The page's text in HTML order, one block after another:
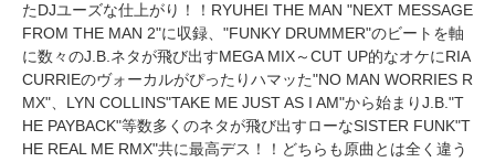
たDJユーズな仕上がり！！RYUHEI THE MAN "NEXT MESSAGE
FROM THE MAN 2"に収録、"FUNKY DRUMMER"のビートを軸
に数々のJ.B.ネタが飛び出すMEGA MIX～CUT UP的なオケにRIA
CURRIEのヴォーカルがぴったりハマッた"NO MAN WORRIES R
MX"、LYN COLLINS"TAKE ME JUST AS I AM"から始まりJ.B."T
HE PAYBACK"等数多くのネタが飛び出すローなSISTER FUNK"T
HE REAL ME RMX"共に最高デス！！どちらも原曲とは全く違う